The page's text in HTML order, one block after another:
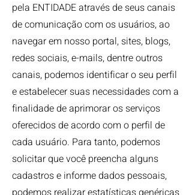
pela ENTIDADE através de seus canais
de comunicação com os usuários, ao
navegar em nosso portal, sites, blogs,
redes sociais, e-mails, dentre outros
canais, podemos identificar o seu perfil
e estabelecer suas necessidades com a
finalidade de aprimorar os serviços
oferecidos de acordo com o perfil de
cada usuário. Para tanto, podemos
solicitar que você preencha alguns
cadastros e informe dados pessoais,